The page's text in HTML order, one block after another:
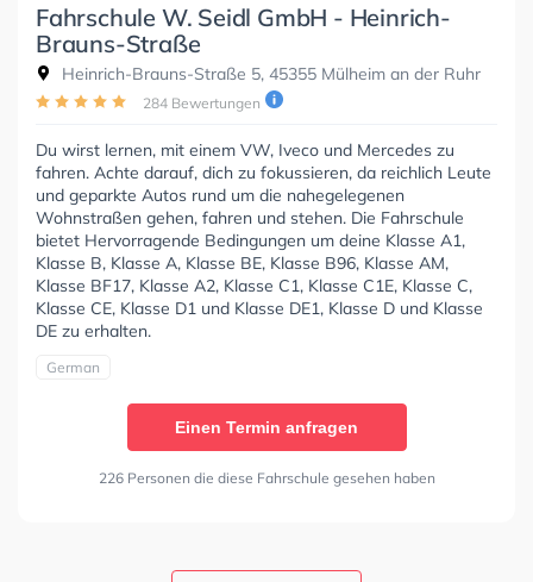
Fahrschule W. Seidl GmbH - Heinrich-
Brauns-Straße
Heinrich-Brauns-Straße 5, 45355 Mülheim an der Ruhr
284 Bewertungen
Du wirst lernen, mit einem VW, Iveco und Mercedes zu
fahren. Achte darauf, dich zu fokussieren, da reichlich Leute
und geparkte Autos rund um die nahegelegenen
Wohnstraßen gehen, fahren und stehen. Die Fahrschule
bietet Hervorragende Bedingungen um deine Klasse A1,
Klasse B, Klasse A, Klasse BE, Klasse B96, Klasse AM,
Klasse BF17, Klasse A2, Klasse C1, Klasse C1E, Klasse C,
Klasse CE, Klasse D1 und Klasse DE1, Klasse D und Klasse
DE zu erhalten.
German
Einen Termin anfragen
226 Personen die diese Fahrschule gesehen haben